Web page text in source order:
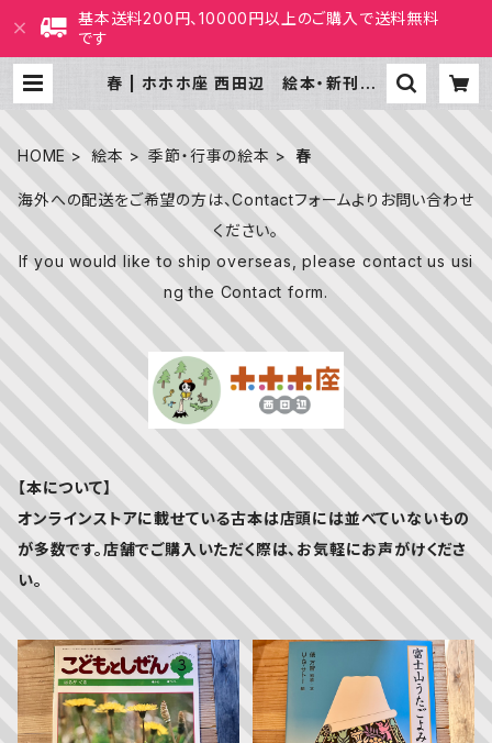
基本送料200円、10000円以上のご購入で送料無料
です
春 | ホホホ座 西田辺 絵本・新刊本・
HOME 絵本 季節・行事の絵本 春
海外への配送をご希望の方は、Contactフォームよりお問い合わせ
ください。
If you would like to ship overseas, please contact us usi
ng the Contact form.
【本について】
オンラインストアに載せている古本は店頭には並べていないもの
が多数です。店舗でご購入いただく際は、お気軽にお声がけくださ
い。